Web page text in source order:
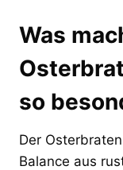
Was
so
Der
Balance aus